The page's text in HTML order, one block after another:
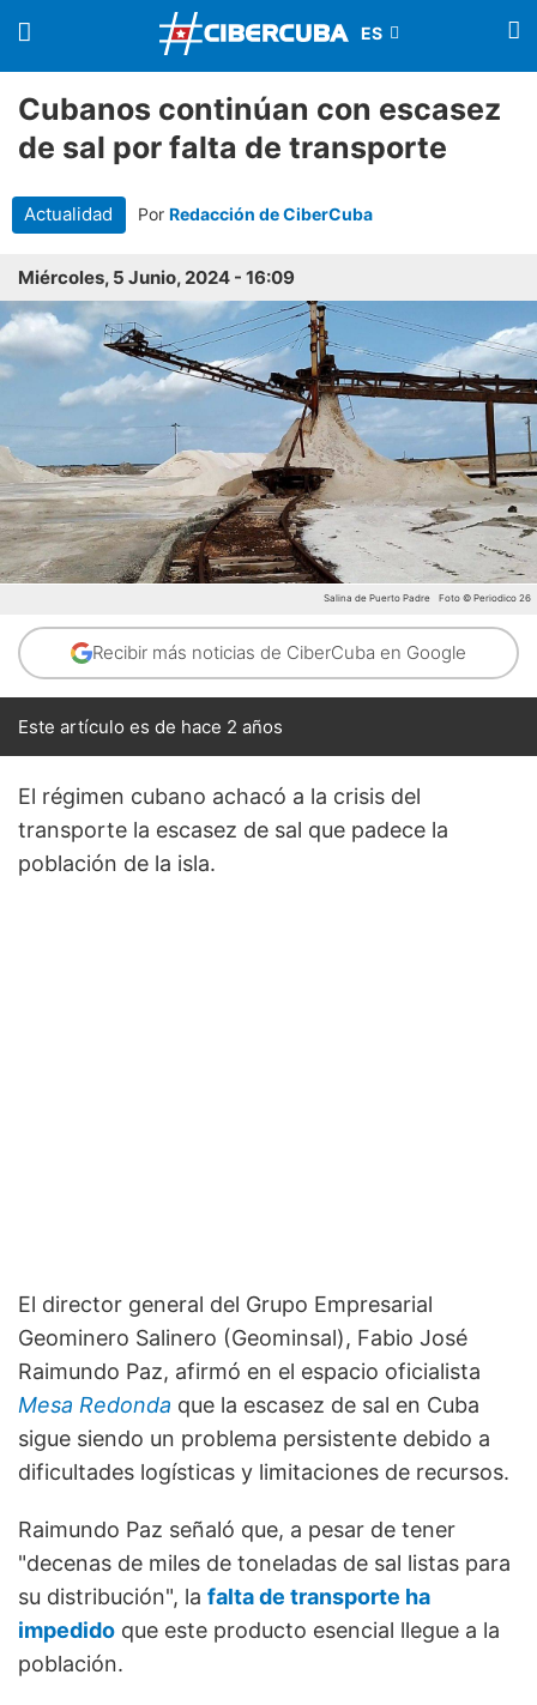
Cubanos continúan con escasez
de sal por falta de transporte
Actualidad Por Redacción de CiberCuba
Miércoles, 5 Junio, 2024 - 16:09
Salina de Puerto Padre Foto © Periodico 26
Recibir más noticias de CiberCuba en Google
Este artículo es de hace 2 años
El régimen cubano achacó a la crisis del
transporte la escasez de sal que padece la
población de la isla.
El director general del Grupo Empresarial
Geominero Salinero (Geominsal), Fabio José
Raimundo Paz, afirmó en el espacio oficialista
Mesa Redonda que la escasez de sal en Cuba
sigue siendo un problema persistente debido a
dificultades logísticas y limitaciones de recursos.
Raimundo Paz señaló que, a pesar de tener
"decenas de miles de toneladas de sal listas para
su distribución", la falta de transporte ha
impedido que este producto esencial llegue a la
población.